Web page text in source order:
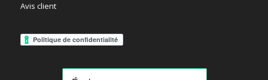
Avis client